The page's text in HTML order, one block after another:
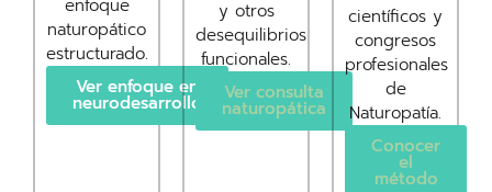
enfoque
naturopático
estructurado.
Ver enfoque en
neurodesarrollo
y otros
desequilibrios
funcionales.
Ver consulta
naturopática
científicos y
congresos
profesionales
de
Naturopatía.
Conocer
el
método